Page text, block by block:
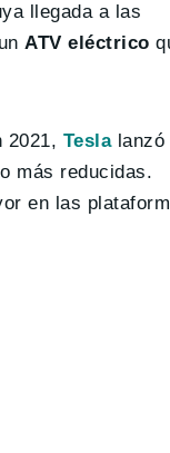
llegada a las
ATV eléctrico
2021, Teslalanzó
más reducidas.
en las